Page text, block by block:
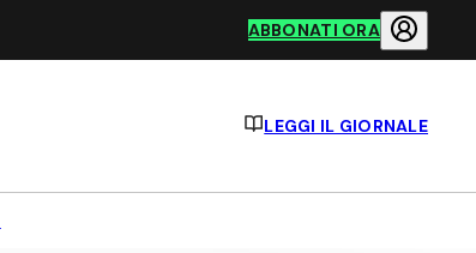
ABBONATI ORA
LEGGI IL GIORNALE